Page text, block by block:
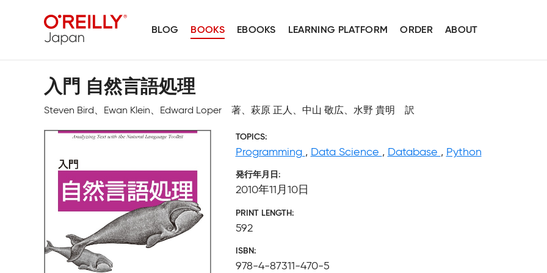
BLOG BOOKS EBOOKS LEARNING PLATFORM ORDER ABOUT
入門 自然言語処理
Steven Bird、Ewan Klein、Edward Loper 著、萩原 正人、中山 敬広、水野 貴明 訳
TOPICS
Programming , Data Science , Database , Python
発行年月日
2010年11月10日
PRINT LENGTH
592
ISBN
978-4-87311-470-5